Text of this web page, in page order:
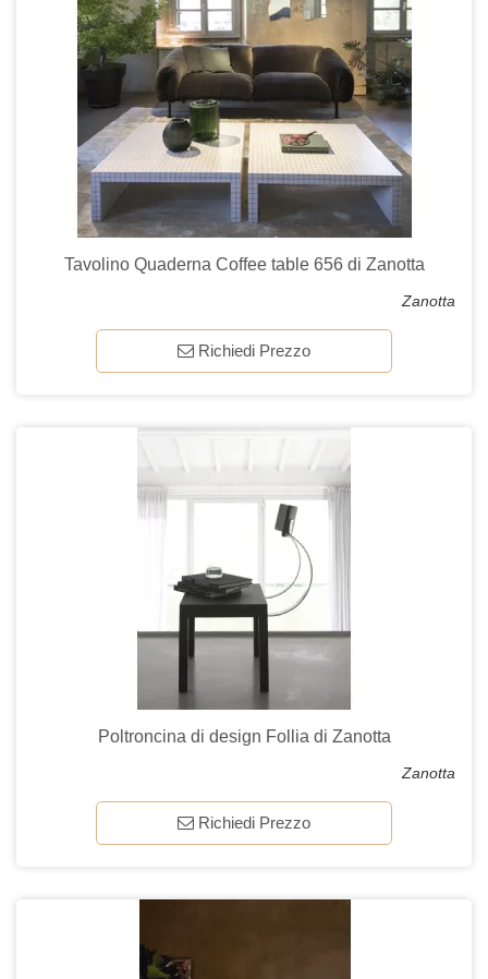
Tavolino Quaderna Coffee table 656 di Zanotta
Zanotta
Richiedi Prezzo
Poltroncina di design Follia di Zanotta
Zanotta
Richiedi Prezzo